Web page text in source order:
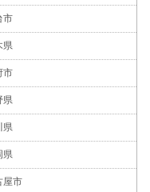
市
県
市
県
県
県
屋市